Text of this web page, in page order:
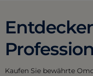
Kaufen Sie bewährte